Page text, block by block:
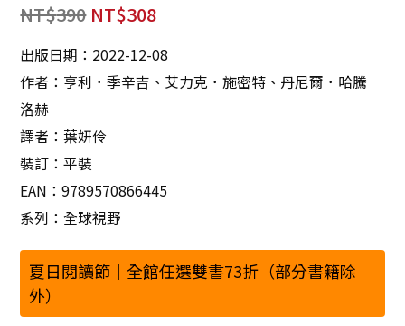
NT$390 NT$308
出版日期：2022-12-08
作者：亨利．季辛吉、艾力克．施密特、丹尼爾．哈騰
洛赫
譯者：葉妍伶
裝訂：平裝
EAN：9789570866445
系列：全球視野
夏日閱讀節｜全館任選雙書73折（部分書籍除
外）